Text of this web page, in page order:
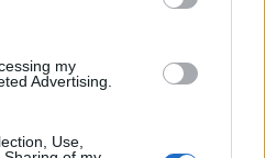
my
Advertising.
Use,
nositi na prvom
odbija potencijalne